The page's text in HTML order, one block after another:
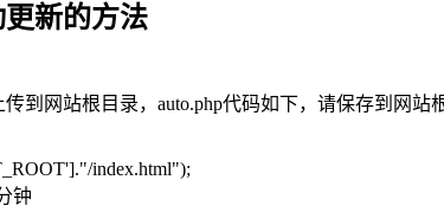
新的方法
到网站根目录，auto.php代码如下，请保存到网
index.html");
钟